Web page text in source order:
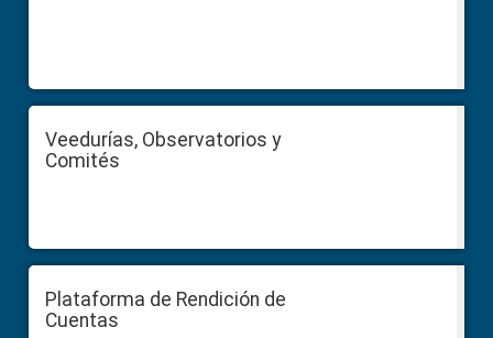
Veedurías, Observatorios y
Comités
Plataforma de Rendición de
Cuentas